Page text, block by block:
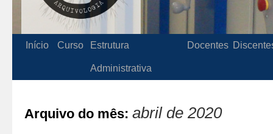
Início Curso Estrutura
Administrativa
Docentes
Arquivo do mês: abril de 2020